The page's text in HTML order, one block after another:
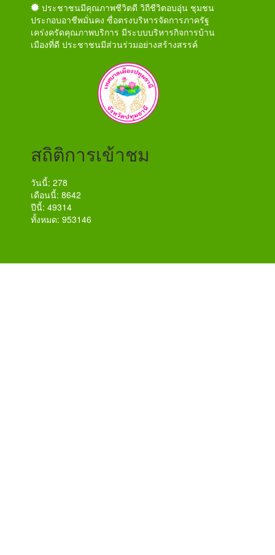
ประชาชนมีคุณภาพชีวิตดี วิถีชีวิตอบอุ่น ชุมชน
ประกอบอาชีพมั่นคง ซื่อตรงบริหารจัดการภาครัฐ
เคร่งครัดคุณภาพบริการ มีระบบบริหารกิจการบ้าน
เมืองที่ดี ประชาชนมีส่วนร่วมอย่างสร้างสรรค์
สถิติการเข้าชม
วันนี้: 278
เดือนนี้: 8642
ปีนี้: 49314
ทั้งหมด: 953146